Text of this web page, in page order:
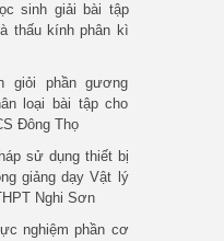
sinh giải bài tập
thấu kính phân kì
giỏi phần gương
loại bài tập cho
Đông Thọ
sử dụng thiết bị
giảng dạy Vật lý
Nghi Sơn
nghiệm phần cơ